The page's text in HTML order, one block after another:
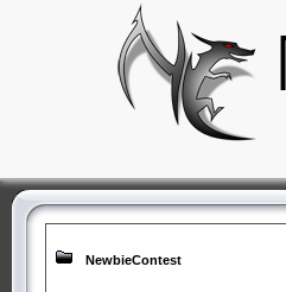
NewbieContest